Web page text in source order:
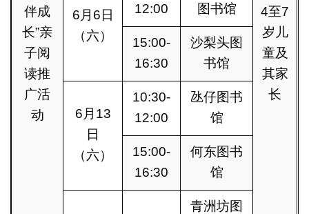
伴成
长”亲
子阅
读推
广活
动
4至7
岁儿
童及
其家
长
6月6日
（六）
12:00
图书馆
15:00-
16:30
沙梨头图
书馆
6月13
日
（六）
10:30-
12:00
氹仔图书
馆
15:00-
16:30
何东图书
馆
青洲坊图